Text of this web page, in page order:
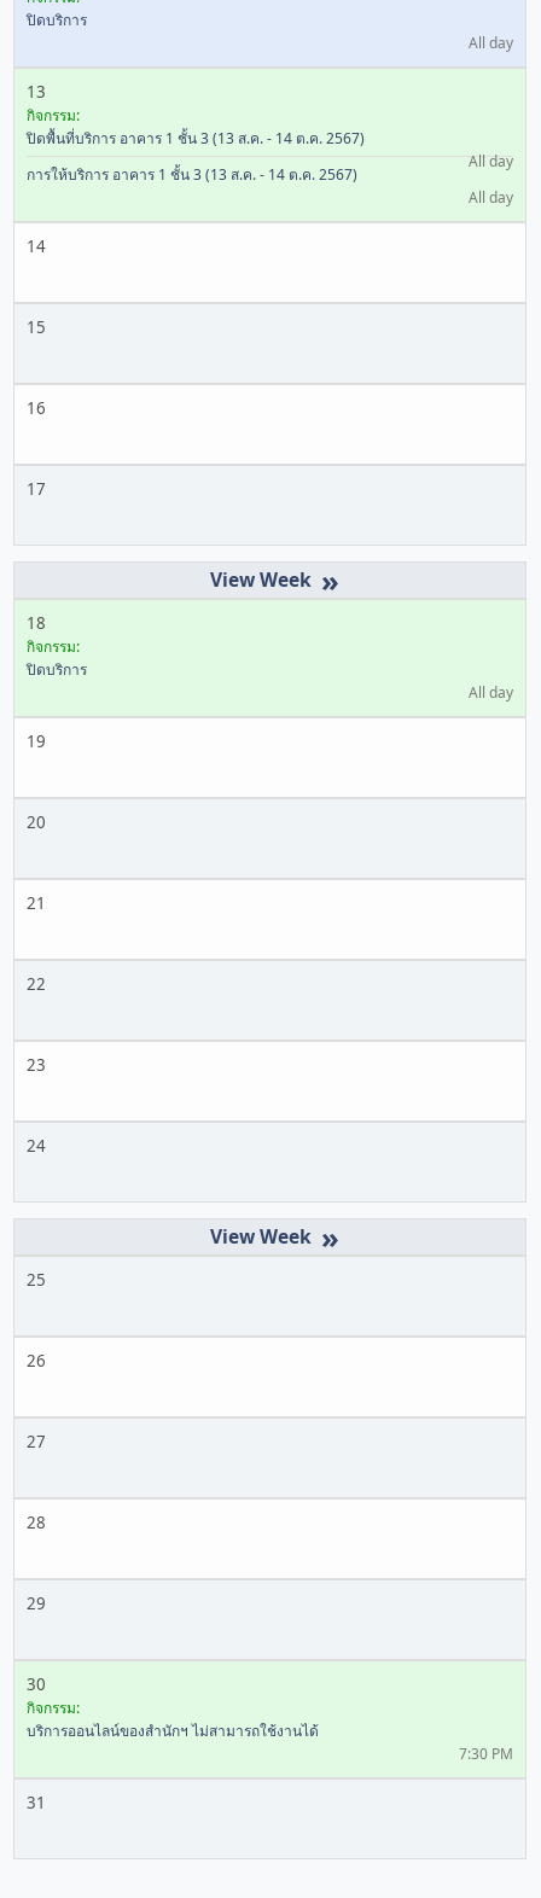
ปิดบริการ
All day
13
กิจกรรม:
ปิดพื้นที่บริการ อาคาร 1 ชั้น 3 (13 ส.ค. - 14 ต.ค. 2567)
All day
การให้บริการ อาคาร 1 ชั้น 3 (13 ส.ค. - 14 ต.ค. 2567)
All day
14
15
16
17
»
18
กิจกรรม:
ปิดบริการ
All day
19
20
21
22
23
24
»
25
26
27
28
29
30
กิจกรรม:
บริการออนไลน์ของสำนักฯ ไม่สามารถใช้งานได้
7:30 PM
31